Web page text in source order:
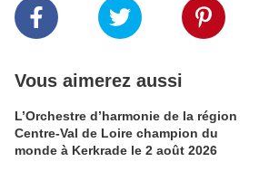
Vous aimerez aussi
L’Orchestre d’harmonie de la région
Centre-Val de Loire champion du
monde à Kerkrade le 2 août 2026